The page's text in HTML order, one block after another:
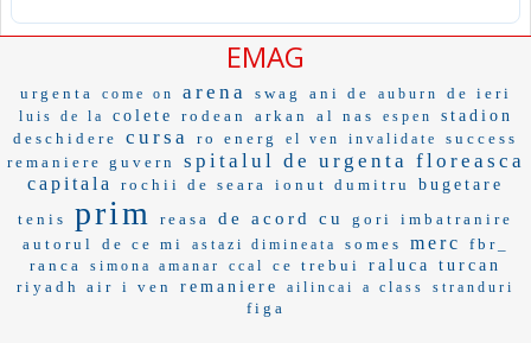
EMAG
urgenta come on arena swag ani de auburn de ieri
luis de la colete rodean arkan al nas espen
stadion
deschidere
cursa ro energ el ven invalidate
success
remaniere guvern
spitalul de urgenta floreasca
capitala rochii de seara ionut dumitru
bugetare
tenis
prim reasa de acord cu gori
imbatranire
autorul
de ce mi astazi dimineata somes merc
fbr_
ranca
simona amanar ccal ce trebui
raluca turcan
riyadh air i ven remaniere ailincai a class stranduri
figa